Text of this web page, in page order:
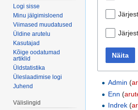
Näita
Admin (
Enn (
Indrek (
Logi sisse
Minu jälgimisloend
Viimased muudatused
Üldine arutelu
Kasutajad
Kõige oodatumad
artiklid
Üldstatistika
Üleslaadimise logi
Juhend
Välislingid